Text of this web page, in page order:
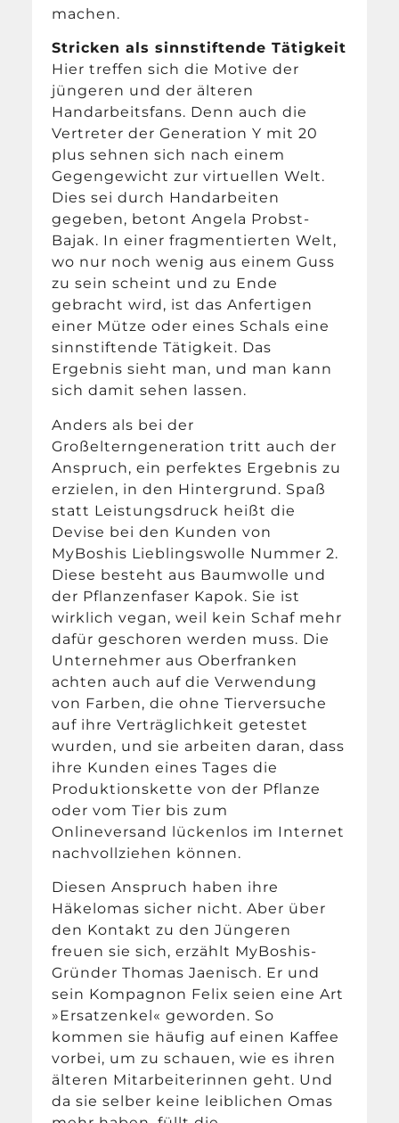
machen.
Stricken als sinnstiftende Tätigkeit
Hier treffen sich die Motive der
jüngeren und der älteren
Handarbeitsfans. Denn auch die
Vertreter der Generation Y mit 20
plus sehnen sich nach einem
Gegengewicht zur virtuellen Welt.
Dies sei durch Handarbeiten
gegeben, betont Angela Probst-
Bajak. In einer fragmentierten Welt,
wo nur noch wenig aus einem Guss
zu sein scheint und zu Ende
gebracht wird, ist das Anfertigen
einer Mütze oder eines Schals eine
sinnstiftende Tätigkeit. Das
Ergebnis sieht man, und man kann
sich damit sehen lassen.
Anders als bei der
Großelterngeneration tritt auch der
Anspruch, ein perfektes Ergebnis zu
erzielen, in den Hintergrund. Spaß
statt Leistungsdruck heißt die
Devise bei den Kunden von
MyBoshis Lieblingswolle Nummer 2.
Diese besteht aus Baumwolle und
der Pflanzenfaser Kapok. Sie ist
wirklich vegan, weil kein Schaf mehr
dafür geschoren werden muss. Die
Unternehmer aus Oberfranken
achten auch auf die Verwendung
von Farben, die ohne Tierversuche
auf ihre Verträglichkeit getestet
wurden, und sie arbeiten daran, dass
ihre Kunden eines Tages die
Produktionskette von der Pflanze
oder vom Tier bis zum
Onlineversand lückenlos im Internet
nachvollziehen können.
Diesen Anspruch haben ihre
Häkelomas sicher nicht. Aber über
den Kontakt zu den Jüngeren
freuen sie sich, erzählt MyBoshis-
Gründer Thomas Jaenisch. Er und
sein Kompagnon Felix seien eine Art
»Ersatzenkel« geworden. So
kommen sie häufig auf einen Kaffee
vorbei, um zu schauen, wie es ihren
älteren Mitarbeiterinnen geht. Und
da sie selber keine leiblichen Omas